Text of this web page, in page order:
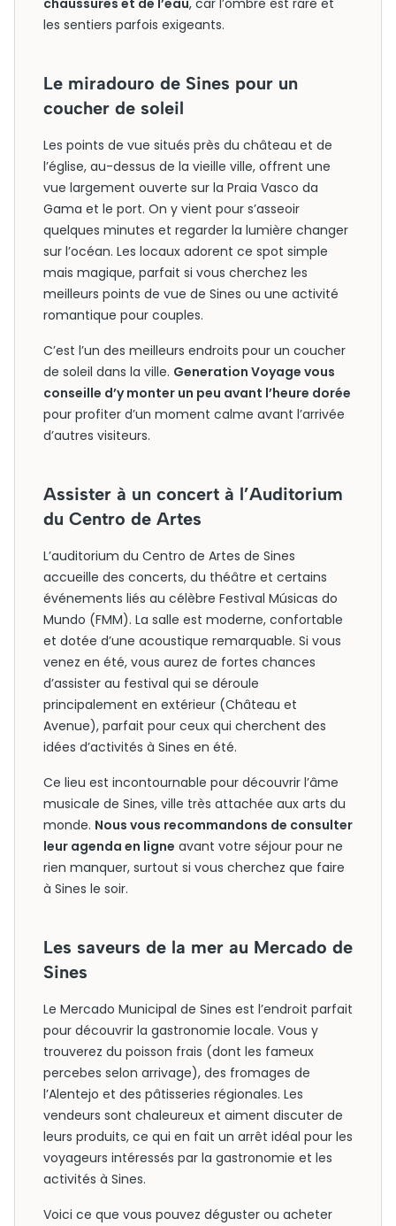
chaussures et de l’eau, car l’ombre est rare et
les sentiers parfois exigeants.
Le miradouro de Sines pour un
coucher de soleil
Les points de vue situés près du château et de
l’église, au-dessus de la vieille ville, offrent une
vue largement ouverte sur la Praia Vasco da
Gama et le port. On y vient pour s’asseoir
quelques minutes et regarder la lumière changer
sur l’océan. Les locaux adorent ce spot simple
mais magique, parfait si vous cherchez les
meilleurs points de vue de Sines ou une activité
romantique pour couples.
C’est l’un des meilleurs endroits pour un coucher
de soleil dans la ville. Generation Voyage vous
conseille d’y monter un peu avant l’heure dorée
pour profiter d’un moment calme avant l’arrivée
d’autres visiteurs.
Assister à un concert à l’Auditorium
du Centro de Artes
L’auditorium du Centro de Artes de Sines
accueille des concerts, du théâtre et certains
événements liés au célèbre Festival Músicas do
Mundo (FMM). La salle est moderne, confortable
et dotée d’une acoustique remarquable. Si vous
venez en été, vous aurez de fortes chances
d’assister au festival qui se déroule
principalement en extérieur (Château et
Avenue), parfait pour ceux qui cherchent des
idées d’activités à Sines en été.
Ce lieu est incontournable pour découvrir l’âme
musicale de Sines, ville très attachée aux arts du
monde. Nous vous recommandons de consulter
leur agenda en ligne avant votre séjour pour ne
rien manquer, surtout si vous cherchez que faire
à Sines le soir.
Les saveurs de la mer au Mercado de
Sines
Le Mercado Municipal de Sines est l’endroit parfait
pour découvrir la gastronomie locale. Vous y
trouverez du poisson frais (dont les fameux
percebes selon arrivage), des fromages de
l’Alentejo et des pâtisseries régionales. Les
vendeurs sont chaleureux et aiment discuter de
leurs produits, ce qui en fait un arrêt idéal pour les
voyageurs intéressés par la gastronomie et les
activités à Sines.
Voici ce que vous pouvez déguster ou acheter